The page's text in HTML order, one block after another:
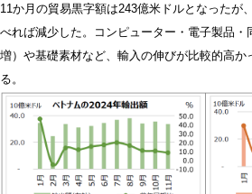
11か月の貿易黒字額は243億米ドルとなったが
べれば減少した。コンピューター・電子製品・
増）や基礎素材など、輸入の伸びが比較的高か
る。